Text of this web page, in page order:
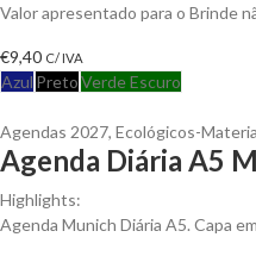
Valor apresentado para o Brinde
€9,40 C/ IVA
Azul PretoVerde Escuro
Agendas 2027, Ecológicos-
Agenda Diária A5
Highlights:
Agenda Munich Diária A5. Capa